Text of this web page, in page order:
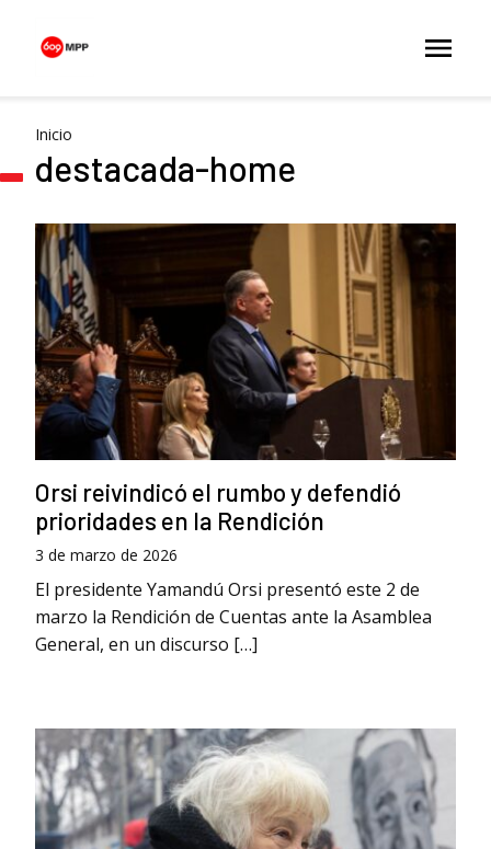
Inicio
destacada-home
Orsi reivindicó el rumbo y defendió
prioridades en la Rendición
3 de marzo de 2026
El presidente Yamandú Orsi presentó este 2 de
marzo la Rendición de Cuentas ante la Asamblea
General, en un discurso […]